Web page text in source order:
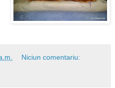
Niciun comentariu: